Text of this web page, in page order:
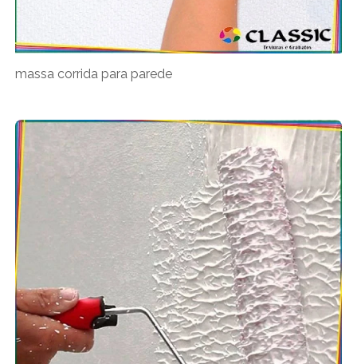
massa corrida para parede